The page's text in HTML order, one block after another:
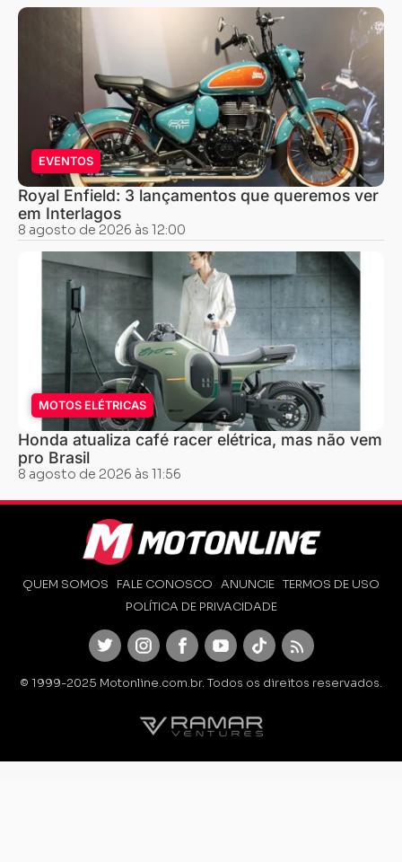
EVENTOS
Royal Enfield: 3 lançamentos que queremos ver
em Interlagos
8 agosto de 2026 às 12:00
MOTOS ELÉTRICAS
Honda atualiza café racer elétrica, mas não vem
pro Brasil
8 agosto de 2026 às 11:56
QUEM SOMOS FALE CONOSCO ANUNCIE TERMOS DE USO
POLÍTICA DE PRIVACIDADE
TwitterInstagramFacebookYoutubeTikTok Feed
© 1999-2025 Motonline.com.br. Todos os direitos reservados.